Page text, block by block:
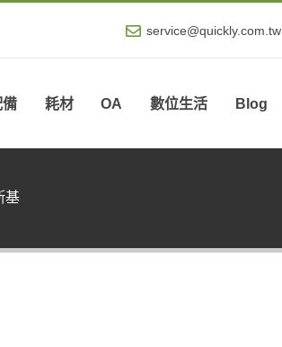
service@quickly.com.tw
備 耗材 OA 數位生活 Blog
基